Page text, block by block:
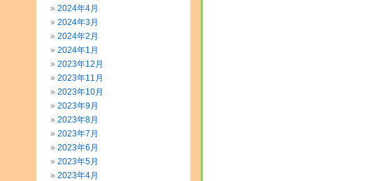
2024年4月
2024年3月
2024年2月
2024年1月
2023年12月
2023年11月
2023年10月
2023年9月
2023年8月
2023年7月
2023年6月
2023年5月
2023年4月